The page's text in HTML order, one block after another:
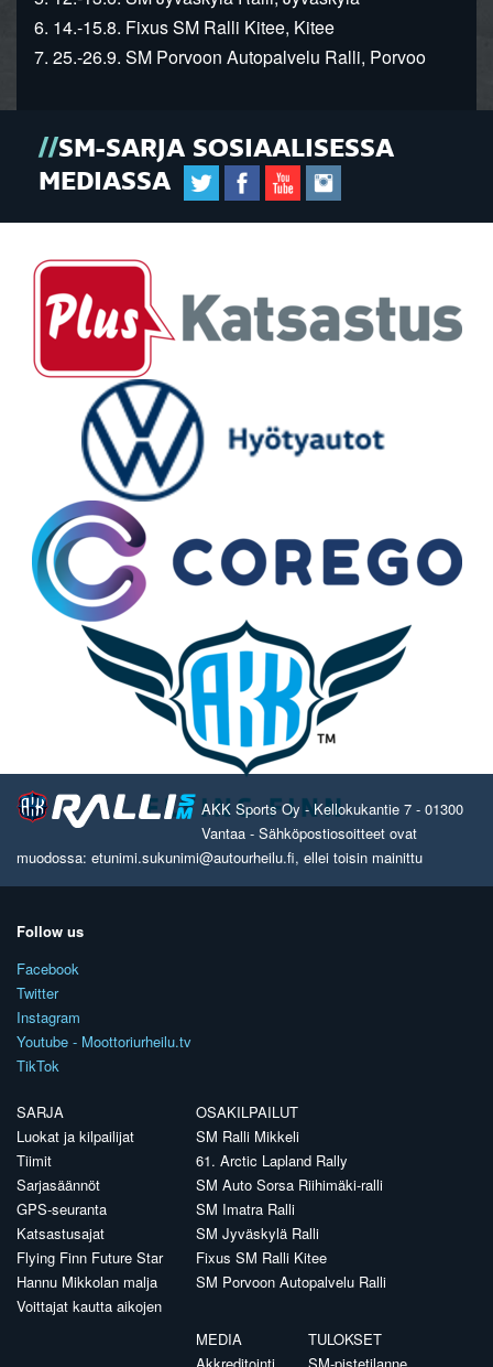
6. 14.-15.8. Fixus SM Ralli Kitee, Kitee
7. 25.-26.9. SM Porvoon Autopalvelu Ralli, Porvoo
SM-SARJA SOSIAALISESSA
MEDIASSA
AKK Sports Oy - Kellokukantie 7 - 01300
Vantaa - Sähköpostiosoitteet ovat
muodossa: etunimi.sukunimi@autourheilu.fi, ellei toisin mainittu
Follow us
Facebook
Twitter
Instagram
Youtube - Moottoriurheilu.tv
TikTok
SARJA
Luokat ja kilpailijat
Tiimit
Sarjasäännöt
GPS-seuranta
Katsastusajat
Flying Finn Future Star
Hannu Mikkolan malja
Voittajat kautta aikojen
OSAKILPAILUT
SM Ralli Mikkeli
61. Arctic Lapland Rally
SM Auto Sorsa Riihimäki-ralli
SM Imatra Ralli
SM Jyväskylä Ralli
Fixus SM Ralli Kitee
SM Porvoon Autopalvelu Ralli
MEDIA
TULOKSET